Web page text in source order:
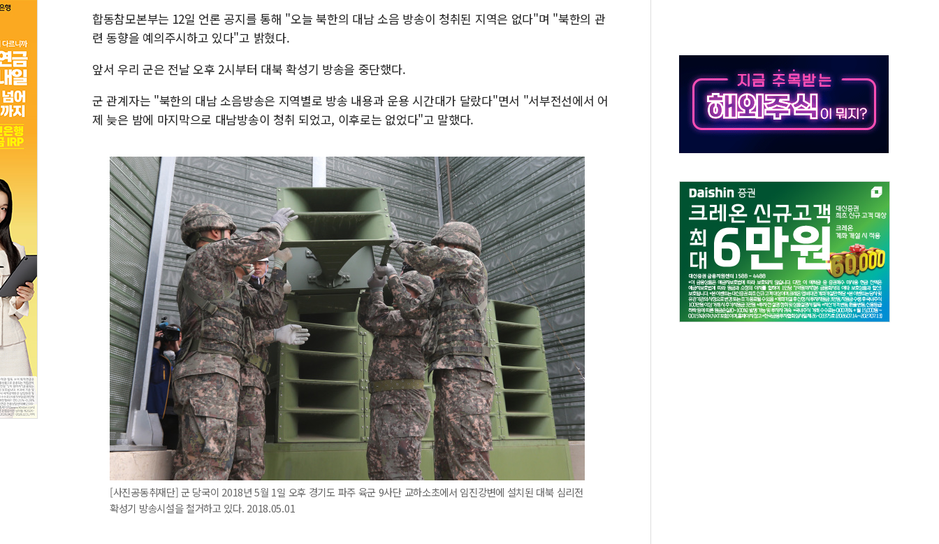
10월 보완수사권 폐지·공소청 출범…피해자들 '범죄 사각지대' 우려
민주당, 오늘 제주·인천 경선 발표...김민석 '재역전' vs 정청래 '격차 확대'
뉴욕증시, 고용 쇼크에 금리 인상 우려 후퇴…S&P500 최고치
트럼프, 쿡 연준 이사 해임 재추진…"26일까지 의혹 소명" 요구
유럽증시, 美 고용 예상 밖 부진에 연준 금리 인상 가능성 낮아지며 상승… STOXX 600 지수는 나흘 연속 최고치
합동참모본부는 12일 언론 공지를 통해 "오늘 북한의 대남 소음 방송이 청취된 지역은 없다"며 "북한의 관
련 동향을 예의주시하고 있다"고 밝혔다.
앞서 우리 군은 전날 오후 2시부터 대북 확성기 방송을 중단했다.
군 관계자는 "북한의 대남 소음방송은 지역별로 방송 내용과 운용 시간대가 달랐다"면서 "서부전선에서 어
제 늦은 밤에 마지막으로 대남방송이 청취 되었고, 이후로는 없었다"고 말했다.
[사진공동취재단] 군 당국이 2018년 5월 1일 오후 경기도 파주 육군 9사단 교하소초에서 임진강변에 설치된 대북 심리전
확성기 방송시설을 철거하고 있다. 2018.05.01